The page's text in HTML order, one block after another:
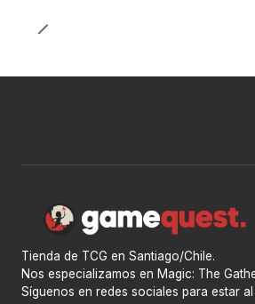
Tienda de TCG en Santiago/Chile.
Nos especializamos en Magic: The
Síguenos en redes sociales para estar